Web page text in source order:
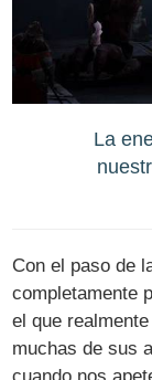
La
Con el paso de
completamente
el que
muchas de sus